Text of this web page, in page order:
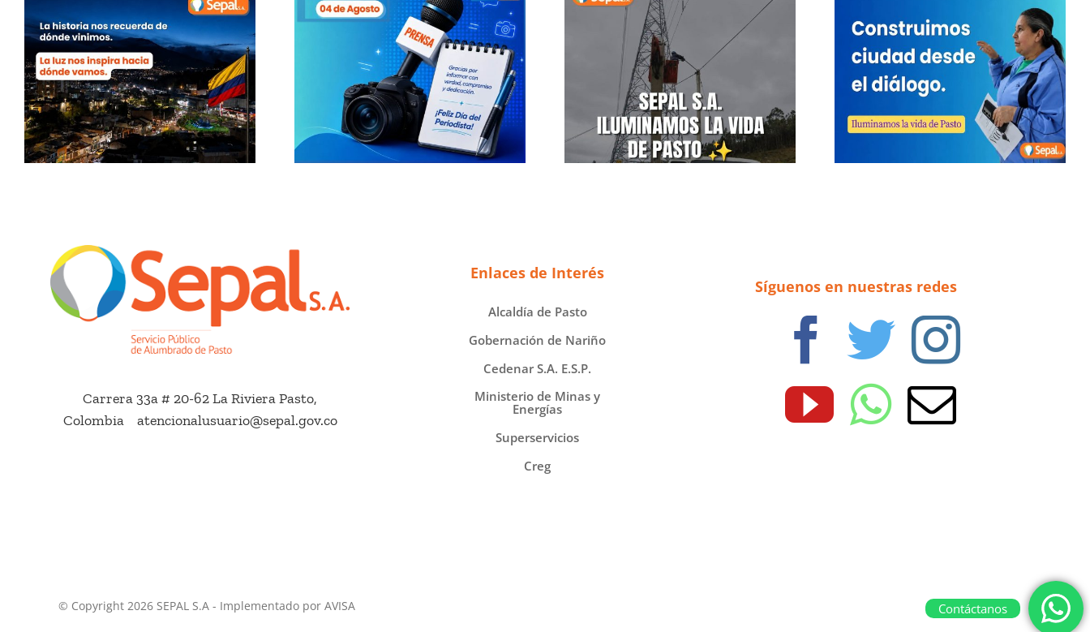
Día del y la
periodista
Iluminando la vida
Escuchamos,
Construimos,
Iluminamos
Carrera 33a # 20-62 La Riviera Pasto,
Colombia atencionalusuario@sepal.gov.co
Enlaces de Interés
Alcaldía de Pasto
Gobernación de Nariño
Cedenar S.A. E.S.P.
Ministerio de Minas y
Energías
Superservicios
Creg
Síguenos en nuestras redes
© Copyright 2026 SEPAL S.A - Implementado por AVISA Contáctanos